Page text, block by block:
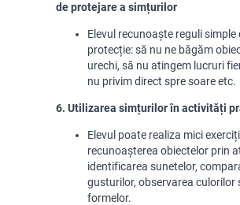
de protejare a simțurilor
Elevul recunoaște reguli simple
protecție: să nu ne băgăm
urechi, să nu atingem lucruri
nu privim direct spre soare etc.
6. Utilizarea simțurilor în activități
Elevul poate realiza mici
recunoașterea obiectelor prin
identificarea sunetelor,
gusturilor, observarea culorilor
formelor.